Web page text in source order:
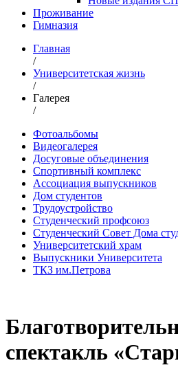
Проживание
Гимназия
Главная
/
Университетская жизнь
/
Галерея
/
Фотоальбомы
Видеогалерея
Досуговые объединения
Спортивный комплекс
Ассоциация выпускников
Дом студентов
Трудоустройство
Студенческий профсоюз
Студенческий Совет Дома
Университетский храм
Выпускники Университета
ТКЗ им.Петрова
спектакль